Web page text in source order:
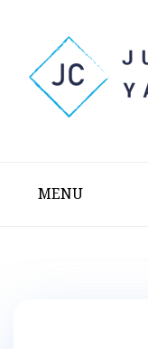
content
MENU